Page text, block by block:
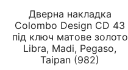
Дверна накладка
Colombo Design CD 43
під ключ матове золото
Libra, Madi, Pegaso,
Taipan (982)